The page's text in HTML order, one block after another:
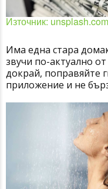
Източник: unsplash.com
Има една стара
звучи по-актуално
докрай, поправяйте
приложение и не